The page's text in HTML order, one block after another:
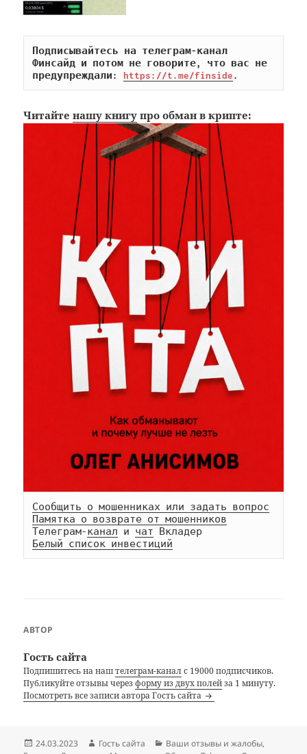
Подписывайтесь на телеграм-канал
Финсайд и потом не говорите, что вас не
предупреждали: https://t.me/finside.
Читайтенашу книгу про обман в крипте:
Сообщить о мошенниках или задать вопрос
Памятка о возврате от мошенников
Телеграм-канал и чат
Белый список инвестиций
АВТОР
Гость сайта
Подпишитесь на наштелеграм-каналс 19000 подписчиков.
Публикуйте отзывы черезформу из двух полейза 1 минуту.
Посмотреть все записи автора Гость сайта
Опубликовано
24.03.2023 Автор
Гость сайта Рубрики
Ваши отзывы и жалобы,